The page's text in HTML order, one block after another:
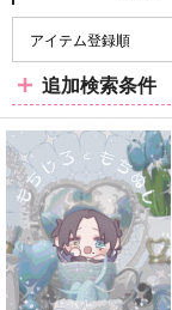
追加検索条件